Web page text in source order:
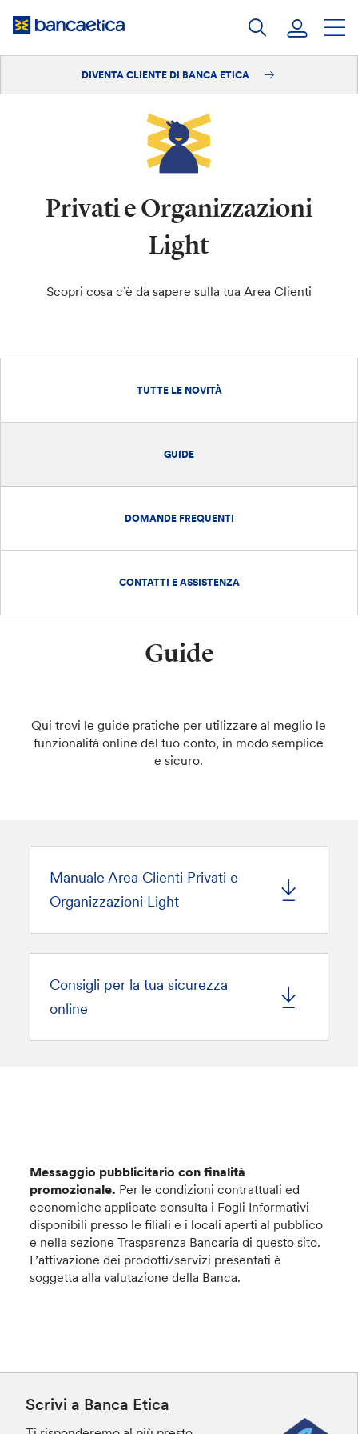
DIVENTA CLIENTE DI BANCA ETICA
Privati e Organizzazioni
Light
Scopri cosa c’è da sapere sulla tua Area Clienti
TUTTE LE NOVITÀ
GUIDE
DOMANDE FREQUENTI
CONTATTI E ASSISTENZA
Guide
Qui trovi le guide pratiche per utilizzare al meglio le
funzionalità online del tuo conto, in modo semplice
e sicuro.
Manuale Area Clienti Privati e
Organizzazioni Light
Consigli per la tua sicurezza
online
Messaggio pubblicitario con finalità
promozionale. Per le condizioni contrattuali ed
economiche applicate consulta i Fogli Informativi
disponibili presso le filiali e i locali aperti al pubblico
e nella sezione Trasparenza Bancaria di questo sito.
L’attivazione dei prodotti/servizi presentati è
soggetta alla valutazione della Banca.
Scrivi a Banca Etica